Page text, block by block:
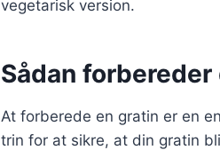
vegetarisk version.
Sådan
At forberede en gratin er en
trin for at sikre, at din gratin